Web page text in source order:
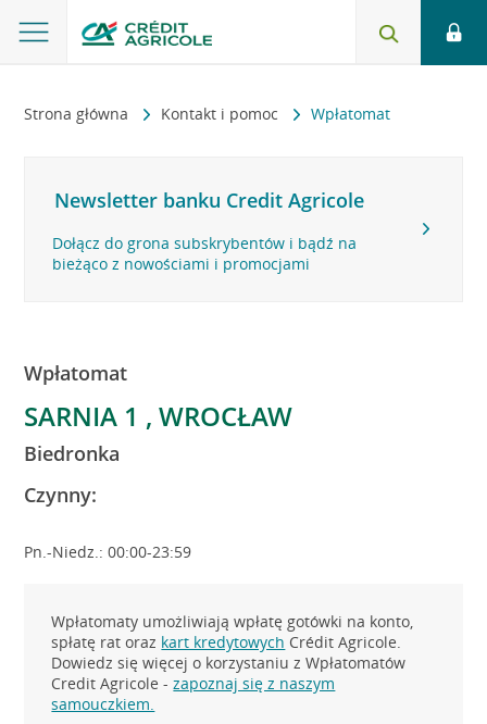
Strona główna Kontakt i pomoc Wpłatomat
Newsletter banku Credit Agricole
Dołącz do grona subskrybentów i bądź na
bieżąco z nowościami i promocjami
Wpłatomat
SARNIA 1 , WROCŁAW
Biedronka
Czynny:
Pn.-Niedz.: 00:00-23:59
Wpłatomaty umożliwiają wpłatę gotówki na konto,
spłatę rat oraz kart kredytowych Crédit Agricole.
Dowiedz się więcej o korzystaniu z Wpłatomatów
Credit Agricole -zapoznaj się z naszym
samouczkiem.